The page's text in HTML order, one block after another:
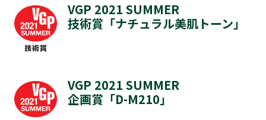
VGP 2021 SUMMER
技術賞「ナチュラル美肌トーン」
VGP 2021 SUMMER
企画賞「D-M210」